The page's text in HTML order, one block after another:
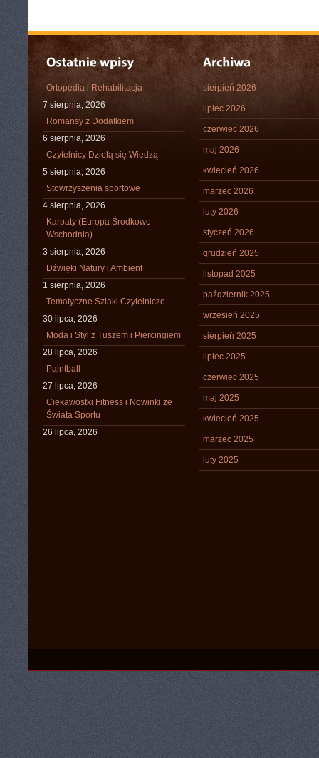
Ortopedia i Rehabilitacja
7 sierpnia, 2026
Romansy z Dodatkiem
6 sierpnia, 2026
Czytelnicy Dzielą się Wiedzą
5 sierpnia, 2026
Stowrzyszenia sportowe
4 sierpnia, 2026
Karpaty (Europa Środkowo-
Wschodnia)
3 sierpnia, 2026
Dźwięki Natury i Ambient
1 sierpnia, 2026
Tematyczne Szlaki Czytelnicze
30 lipca, 2026
Moda i Styl z Tuszem i Piercingiem
28 lipca, 2026
Paintball
27 lipca, 2026
Ciekawostki Fitness i Nowinki ze
Świata Sportu
26 lipca, 2026
sierpień 2026
lipiec 2026
czerwiec 2026
maj 2026
kwiecień 2026
marzec 2026
luty 2026
styczeń 2026
grudzień 2025
listopad 2025
październik 2025
wrzesień 2025
sierpień 2025
lipiec 2025
czerwiec 2025
maj 2025
kwiecień 2025
marzec 2025
luty 2025